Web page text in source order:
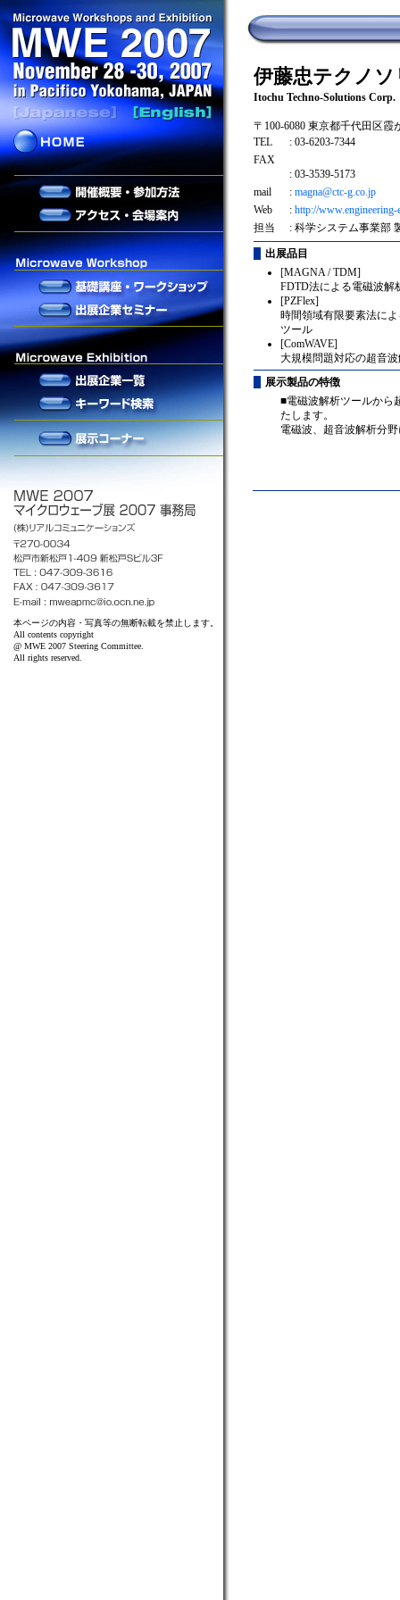
本ページの内容・写真等の無断転載を禁止します。
All contents copyright
@ MWE 2007 Steering Committee.
All rights reserved.
伊藤忠テクノ
Itochu Techno-Solutions Corp.
〒100-6080 東京都千代田区霞
TEL
: 03-6203-7344
FAX
: 03-3539-5173
mail
: magna@ctc-g.co.jp
Web
: http://www.engineering-
担当
: 科学システム事業部
出展品目
[MAGNA / TDM]
FDTD法による電磁波解
[PZFlex]
時間領域有限要素法に
ツール
[ComWAVE]
大規模問題対応の超音
展示製品の特徴
■電磁波解析ツールから
たします。
電磁波、超音波解析分